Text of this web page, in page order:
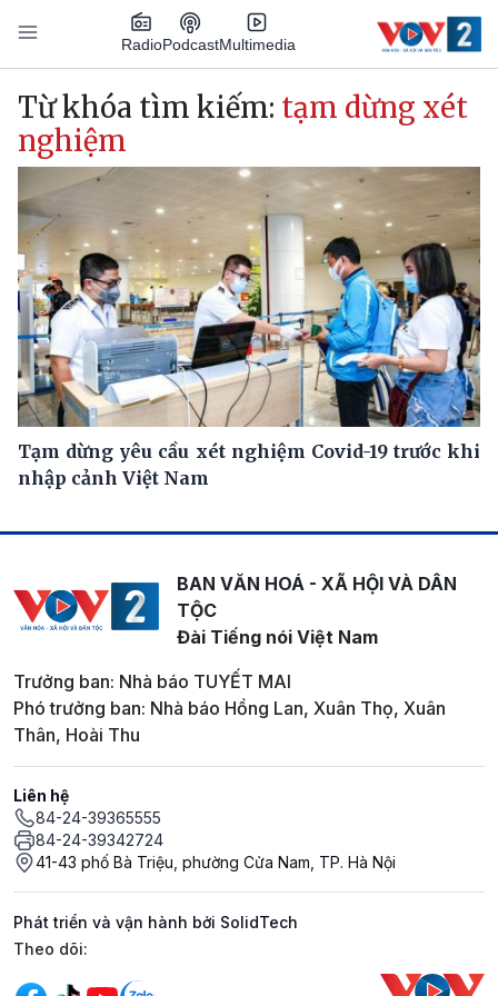
Nhảy đến nội dung
RadioPodcastMultimedia
Main navigation
Từ khóa tìm kiếm: tạm dừng xét
nghiệm
Tạm dừng yêu cầu xét nghiệm Covid-19 trước khi
nhập cảnh Việt Nam
BAN VĂN HOÁ - XÃ HỘI VÀ DÂN
TỘC
Đài Tiếng nói Việt Nam
Trưởng ban: Nhà báo TUYẾT MAI
Phó trưởng ban: Nhà báo Hồng Lan, Xuân Thọ, Xuân
Thân, Hoài Thu
Liên hệ
84-24-39365555
84-24-39342724
41-43 phố Bà Triệu, phường Cửa Nam, TP. Hà Nội
Phát triển và vận hành bởi SolidTech
Mạng xã hội
Theo dõi: